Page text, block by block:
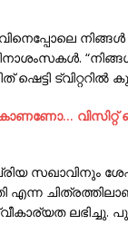
നിങ്ങൾ
ട്വിറ്ററിൽ
വിസിറ്റ്
സഖാവിനും
ചിത്രത്തിലാണ്
സ്വീകാര്യത